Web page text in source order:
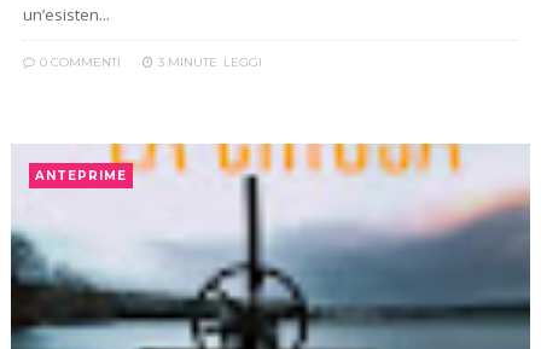
un’esisten...
0 COMMENTI 3 MINUTE LEGGI
ANTEPRIME